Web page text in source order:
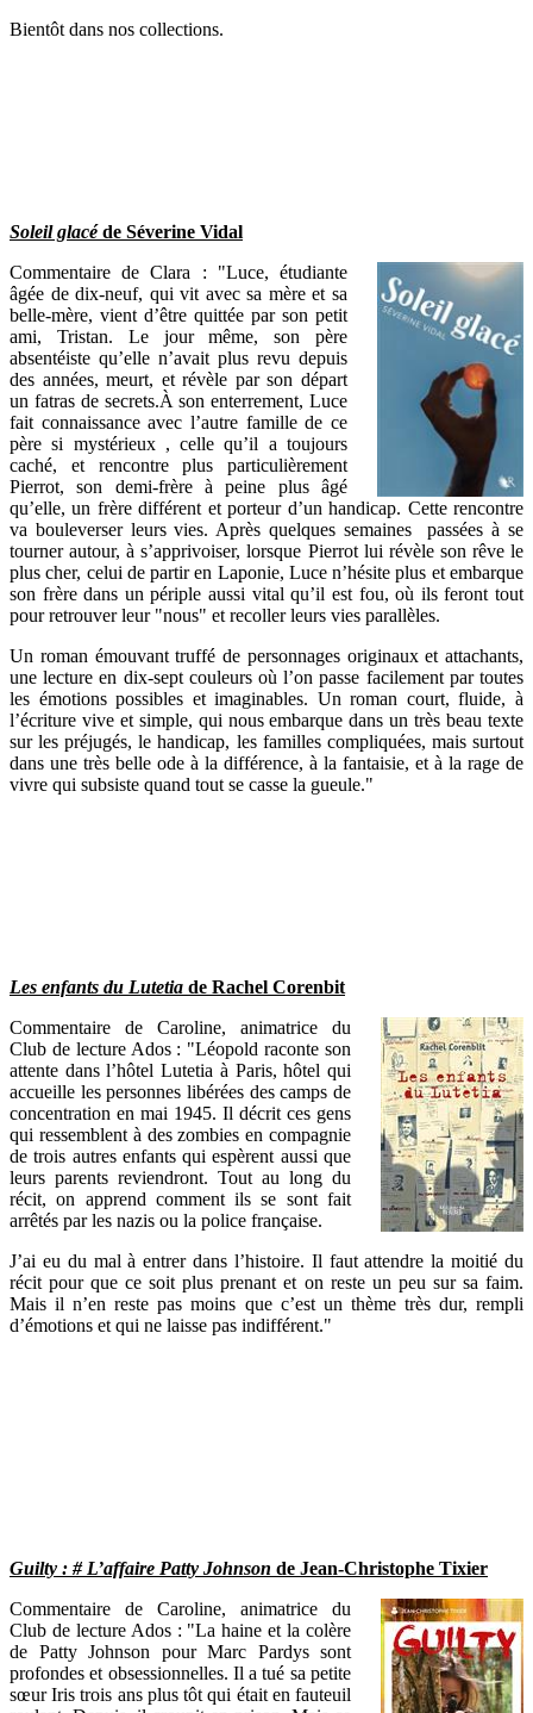
Bientôt dans nos collections.
Soleil glacéde Séverine Vidal
Commentaire de Clara : "Luce, étudiante
âgée de dix-neuf, qui vit avec sa mère et sa
belle-mère, vient d’être quittée par son petit
ami, Tristan. Le jour même, son père
absentéiste qu’elle n’avait plus revu depuis
des années, meurt, et révèle par son départ
un fatras de secrets.À son enterrement, Luce
fait connaissance avec l’autre famille de ce
père si mystérieux , celle qu’il a toujours
caché, et rencontre plus particulièrement
Pierrot, son demi-frère à peine plus âgé
qu’elle, un frère différent et porteur d’un handicap. Cette rencontre
va bouleverser leurs vies. Après quelques semaines passées à se
tourner autour, à s’apprivoiser, lorsque Pierrot lui révèle son rêve le
plus cher, celui de partir en Laponie, Luce n’hésite plus et embarque
son frère dans un périple aussi vital qu’il est fou, où ils feront tout
pour retrouver leur "nous" et recoller leurs vies parallèles.
Un roman émouvant truffé de personnages originaux et attachants,
une lecture en dix-sept couleurs où l’on passe facilement par toutes
les émotions possibles et imaginables. Un roman court, fluide, à
l’écriture vive et simple, qui nous embarque dans un très beau texte
sur les préjugés, le handicap, les familles compliquées, mais surtout
dans une très belle ode à la différence, à la fantaisie, et à la rage de
vivre qui subsiste quand tout se casse la gueule."
Les enfants du Lutetia de Rachel Corenbit
Commentaire de Caroline, animatrice du
Club de lecture Ados : "Léopold raconte son
attente dans l’hôtel Lutetia à Paris, hôtel qui
accueille les personnes libérées des camps de
concentration en mai 1945. Il décrit ces gens
qui ressemblent à des zombies en compagnie
de trois autres enfants qui espèrent aussi que
leurs parents reviendront. Tout au long du
récit, on apprend comment ils se sont fait
arrêtés par les nazis ou la police française.
J’ai eu du mal à entrer dans l’histoire. Il faut attendre la moitié du
récit pour que ce soit plus prenant et on reste un peu sur sa faim.
Mais il n’en reste pas moins que c’est un thème très dur, rempli
d’émotions et qui ne laisse pas indifférent."
Guilty : # L’affaire Patty Johnson de Jean-Christophe Tixier
Commentaire de Caroline, animatrice du
Club de lecture Ados : "La haine et la colère
de Patty Johnson pour Marc Pardys sont
profondes et obsessionnelles. Il a tué sa petite
sœur Iris trois ans plus tôt qui était en fauteuil